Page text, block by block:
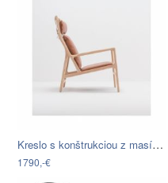
Kreslo s konštrukciou z masívneho…
1790,-€